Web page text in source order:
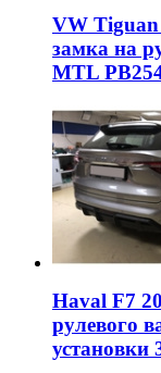
VW Tiguan
замка на
MTL
Haval F7
рулевого
установки